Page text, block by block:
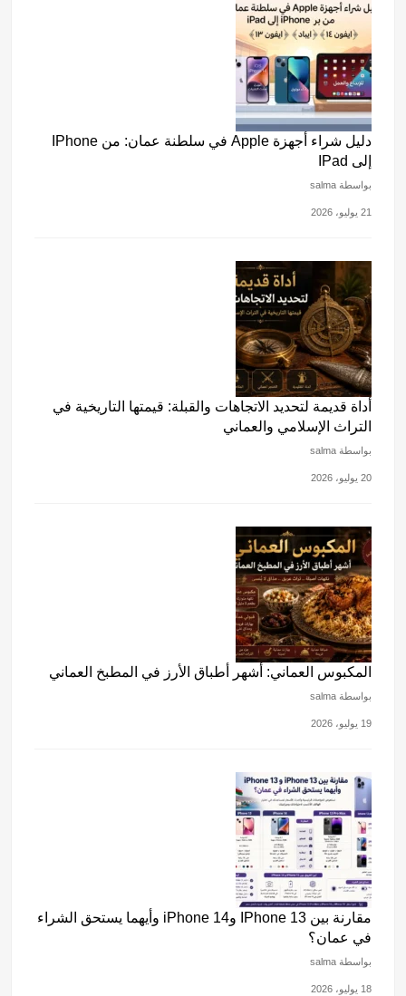
دليل شراء أجهزة Apple في سلطنة عمان: من IPhone
إلى IPad
بواسطة salma
21 يوليو، 2026
أداة قديمة لتحديد الاتجاهات والقبلة: قيمتها التاريخية في
التراث الإسلامي والعماني
بواسطة salma
20 يوليو، 2026
المكبوس العماني: أشهر أطباق الأرز في المطبخ العماني
بواسطة salma
19 يوليو، 2026
مقارنة بين IPhone 13 وiPhone 14 وأيهما يستحق الشراء
في عمان؟
بواسطة salma
18 يوليو، 2026